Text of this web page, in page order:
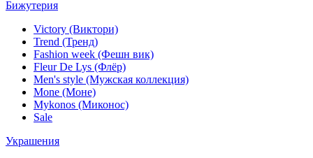
Бижутерия
Victory (Виктори)
Trend (Тренд)
Fashion week (Фешн вик)
Fleur De Lys (Флёр)
Men's style (Мужская коллекция)
Mone (Моне)
Mykonos (Миконос)
Sale
Украшения